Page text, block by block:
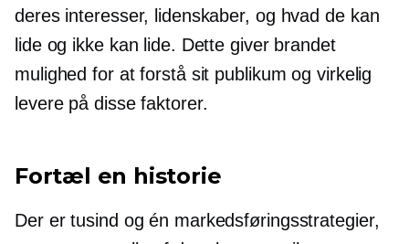
deres interesser, lidenskaber, og hvad de kan
lide og ikke kan lide. Dette giver brandet
mulighed for at forstå sit publikum og virkelig
levere på disse faktorer.
Fortæl en historie
Der er tusind og én markedsføringsstrategier,